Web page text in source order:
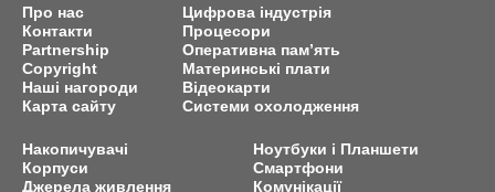
Про нас
Контакти
Partnership
Copyright
Наші нагороди
Карта сайту
Цифрова індустрія
Процесори
Оперативна пам’ять
Материнські плати
Відеокарти
Системи охолодження
Накопичувачі
Корпуси
Джерела живлення
Ноутбуки і Планшети
Смартфони
Комунікації